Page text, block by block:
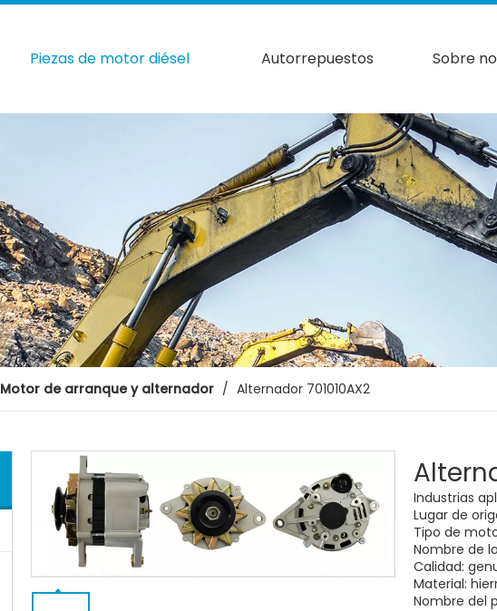
Piezas de motor diésel Autorrepuestos Sobre
Motor de arranque y alternador / Alternador 701010AX2
Industrias
Lugar de
Tipo de
Nombre de
Calidad:
Material:
Nombre del